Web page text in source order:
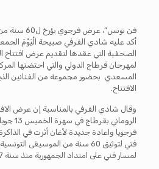
فن تونس”،
الصحفية التي عقدها لتقديم عرض افتتاح
لمهرجان قرطاج الدولي والتي احتضنها
المسعدي بحضور مجموعة من الفنانين
الافتتاح.
وقال شادي القرفي بالمناسبة إن عرض
فرجويا واعادة جديدة لأغان أثرت في
فني لتوثيق 60 سنة من الموسيقى
لمسار فني على امتداد الجمهورية منذ سنة 1957 .